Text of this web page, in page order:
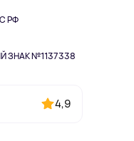
РФ
ЗНАК №1137338
4,9